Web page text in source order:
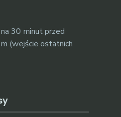
30 minut przed
(wejście ostatnich